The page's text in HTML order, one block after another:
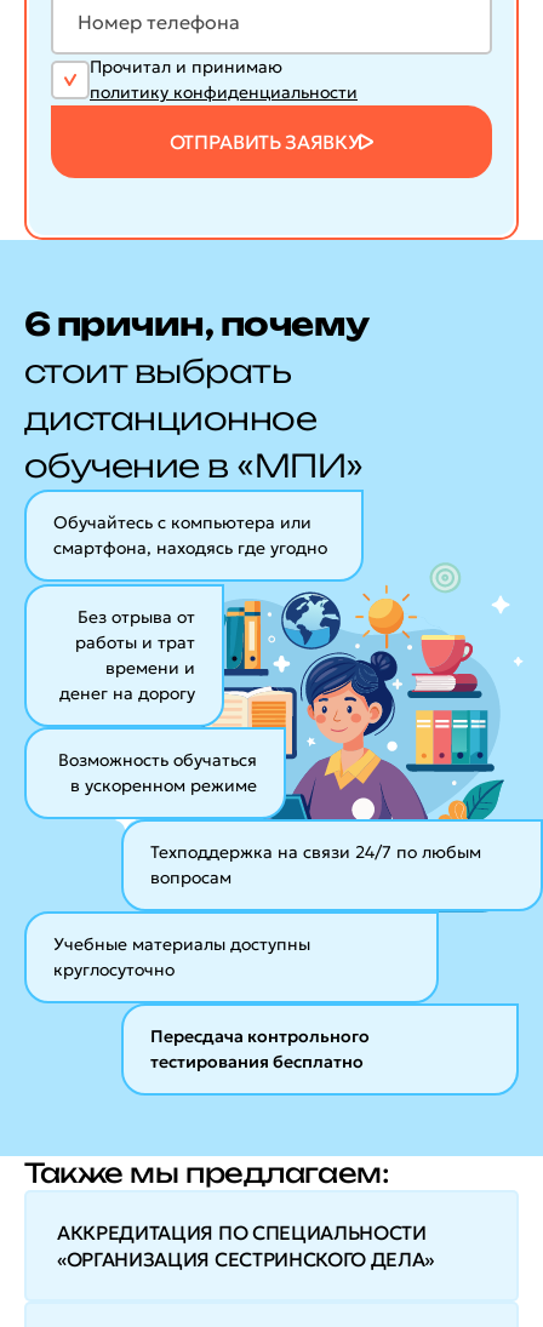
Прочитал и принимаю
политику конфиденциальности
ОТПРАВИТЬ ЗАЯВКУ
6 причин, почему
стоит выбрать
дистанционное
обучение в «МПИ»
Обучайтесь с компьютера или
смартфона, находясь где угодно
Возможность обучаться
в ускоренном режиме
Без отрыва от
работы и трат
времени и
денег на дорогу
Техподдержка на связи 24/7 по любым
вопросам
Учебные материалы доступны
круглосуточно
Пересдача контрольного
тестирования бесплатно
Также мы предлагаем:
АККРЕДИТАЦИЯ ПО СПЕЦИАЛЬНОСТИ
«ОРГАНИЗАЦИЯ СЕСТРИНСКОГО ДЕЛА»